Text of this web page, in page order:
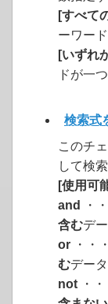
[すべて
ーワー
[いずれ
ドが一
検索式
このチ
して検
[使用可
and
・
含むデ
or ・・
むデー
not ・